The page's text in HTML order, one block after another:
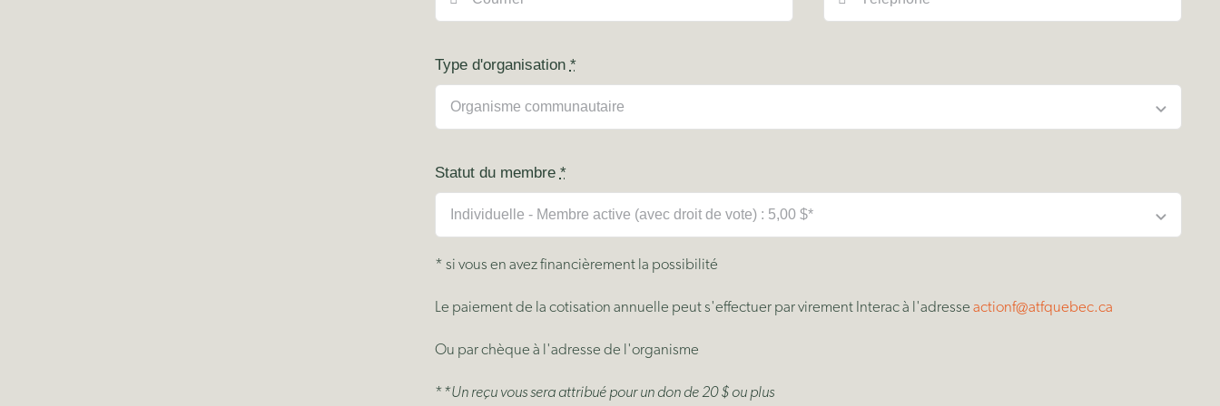
Type d'organisation *
Statut du membre *
* si vous en avez financièrement la possibilité
Le paiement de la cotisation annuelle peut s'effectuer par virement Interac à l'adresse actionf@atfquebec.ca
Ou par chèque à l'adresse de l'organisme
**Un reçu vous sera attribué pour un don de 20 $ ou plus